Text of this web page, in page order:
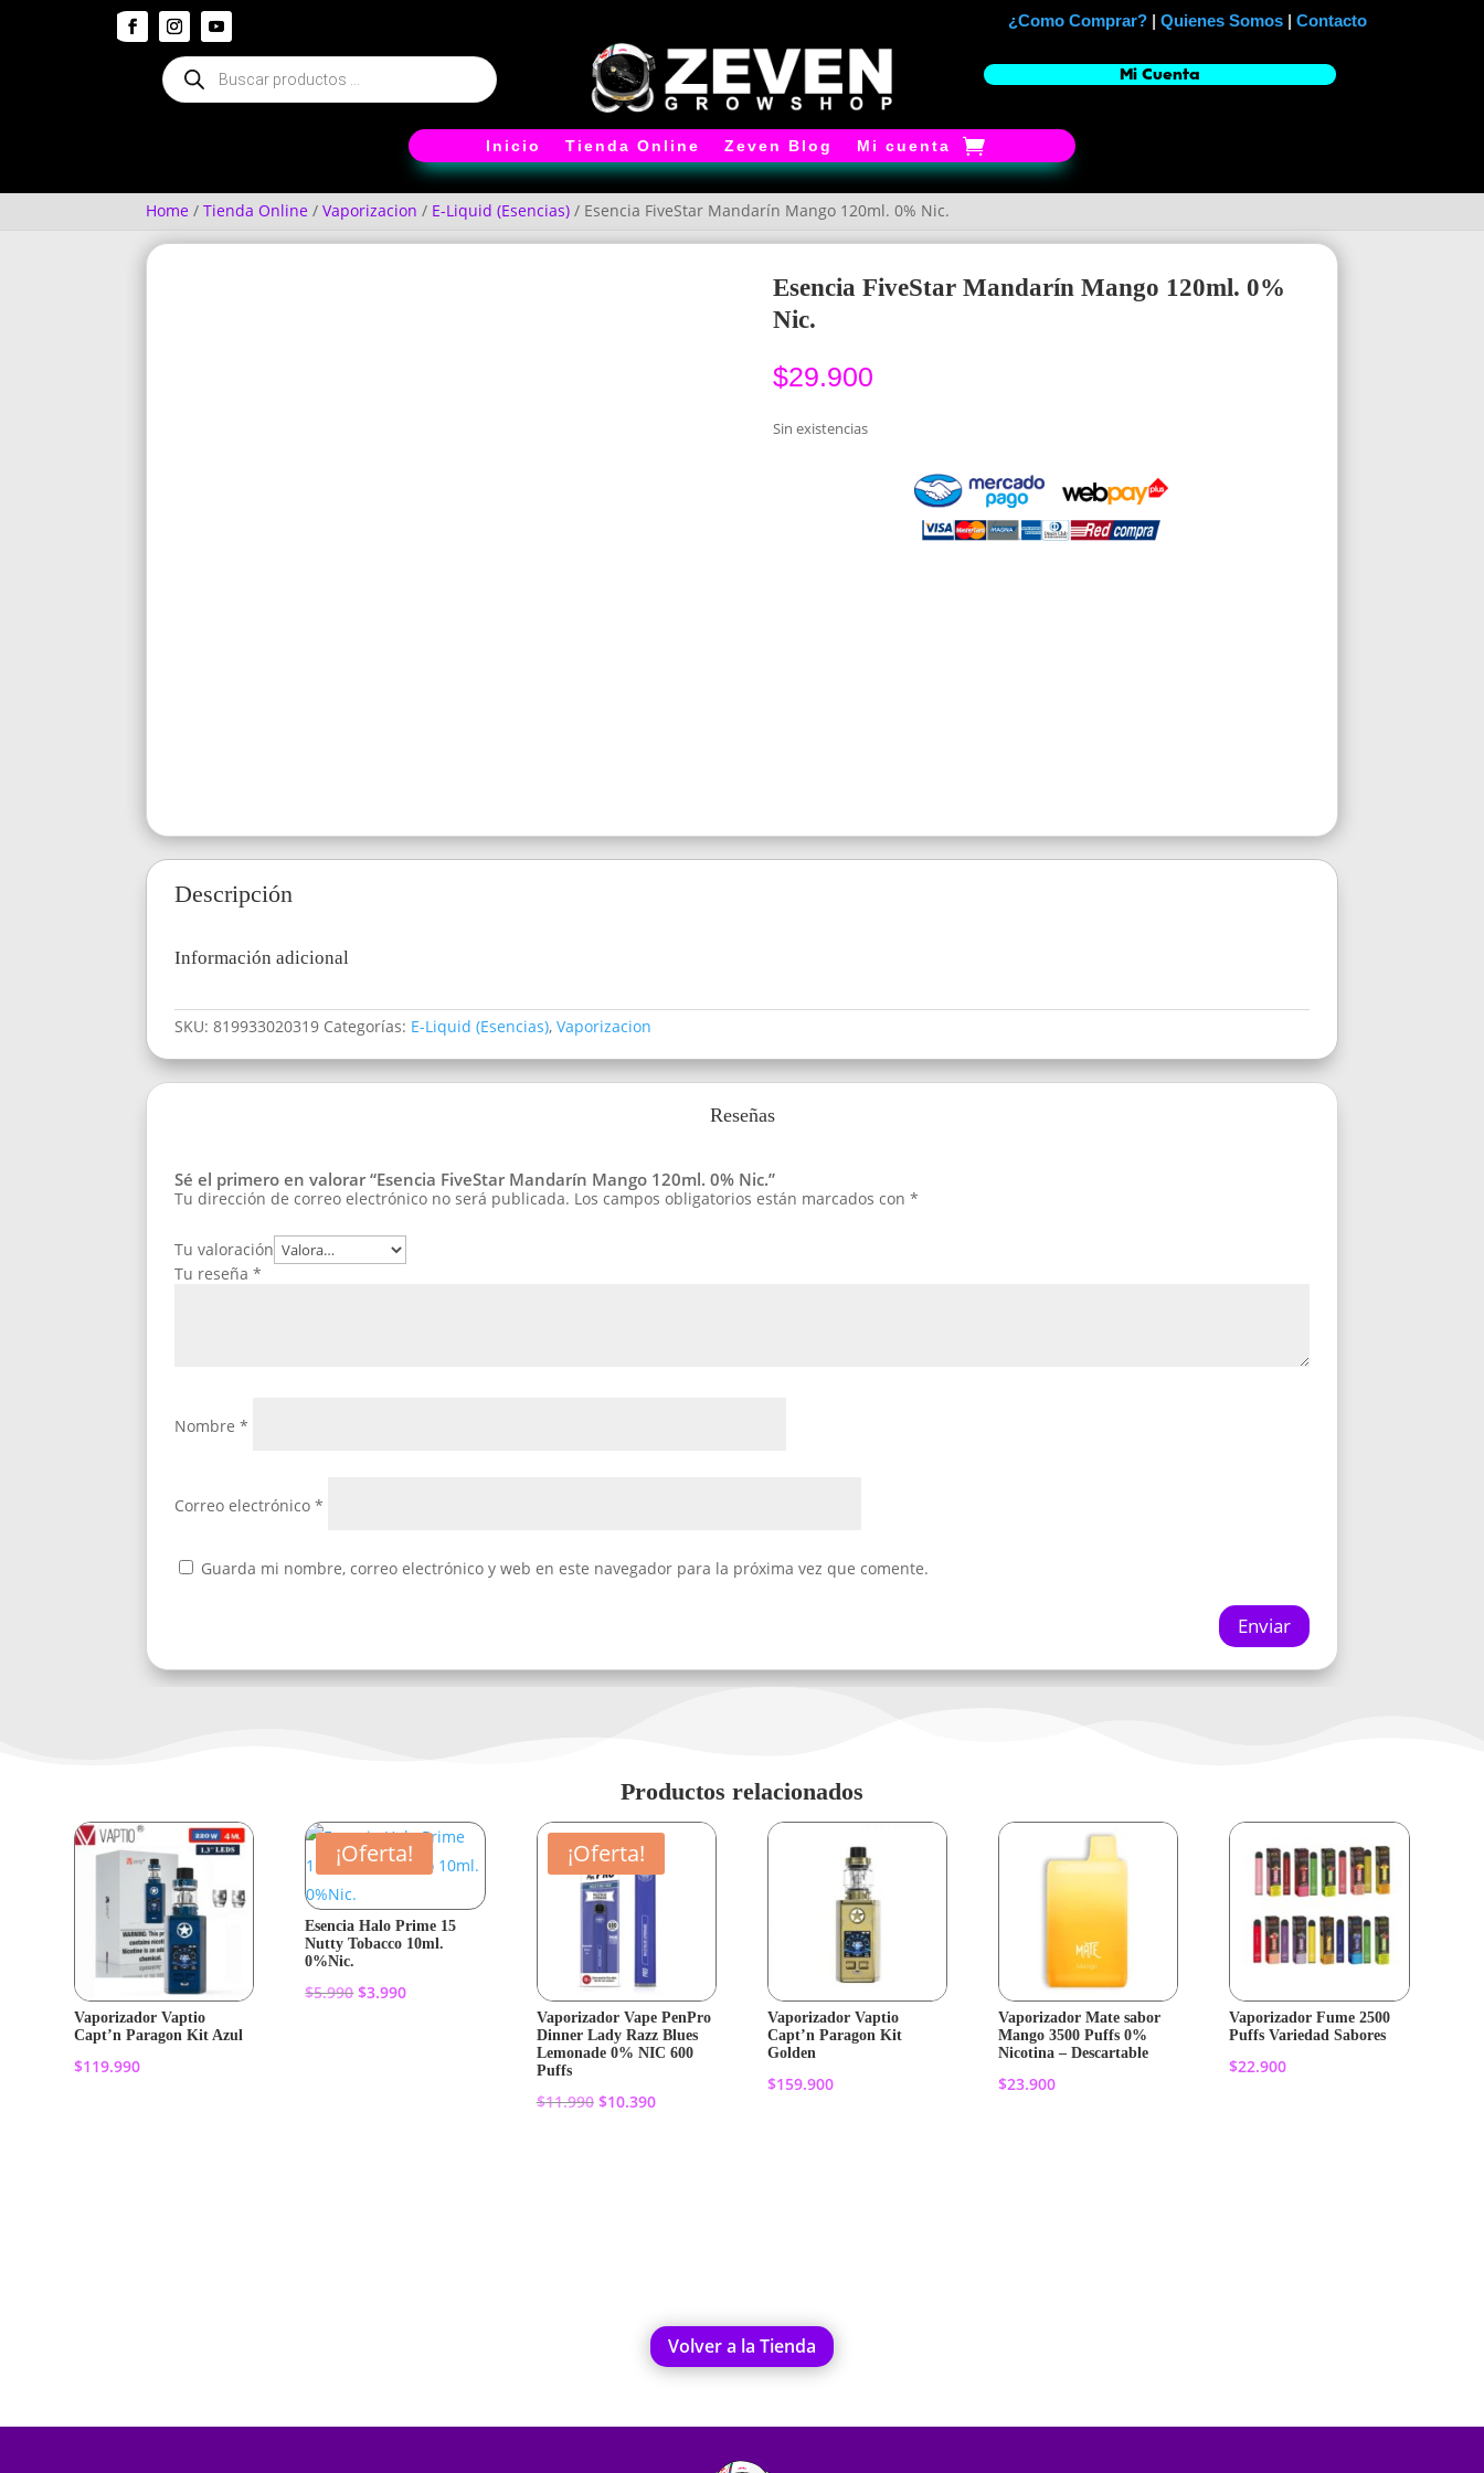
¿Como Comprar? |Quienes Somos |Contacto
Búsqueda
de
productos
Mi Cuenta
Inicio Tienda Online Zeven Blog Mi cuenta
Home / Tienda Online / Vaporizacion / E-Liquid (Esencias) / Esencia FiveStar Mandarín Mango 120ml. 0% Nic.
Esencia FiveStar Mandarín Mango 120ml. 0%
Nic.
$29.900
Sin existencias
Descripción
Información adicional
SKU: 819933020319 Categorías: E-Liquid (Esencias), Vaporizacion
Reseñas
Sé el primero en valorar “Esencia FiveStar Mandarín Mango 120ml. 0% Nic.”
Tu dirección de correo electrónico no será publicada. Los campos obligatorios están marcados con *
Tu valoración
Tu reseña *
Nombre *
Correo electrónico *
Guarda mi nombre, correo electrónico y web en este navegador para la próxima vez que comente.
Enviar
Productos relacionados
Vaporizador Vaptio
Capt’n Paragon Kit Azul
$119.990
¡Oferta!
Esencia Halo Prime 15
Nutty Tobacco 10ml.
0%Nic.
$5.990El
$3.990El
¡Oferta!
Vaporizador Vape PenPro
Dinner Lady Razz Blues
Lemonade 0% NIC 600
Puffs
$11.990 El
$10.390El
Vaporizador Vaptio
Capt’n Paragon Kit
Golden
$159.900
Vaporizador Mate sabor
Mango 3500 Puffs 0%
Nicotina – Descartable
$23.900
Vaporizador Fume 2500
Puffs Variedad Sabores
$22.900
Volver a la Tienda